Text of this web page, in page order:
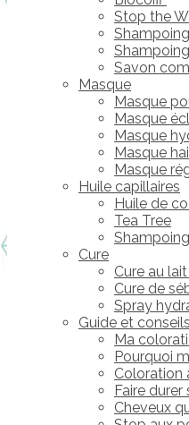
Stop the
Savon
Masque
Masque
Masque
Masque
Masque
Masque
Huile capillaires
Huile de
Tea Tree
Shampoing
Cure
Cure au
Cure de
Spray
Guide et conseils
Ma
Pourquoi
Coloration
Faire durer
Cheveux